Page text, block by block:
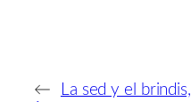
←
La sed y el brindis,